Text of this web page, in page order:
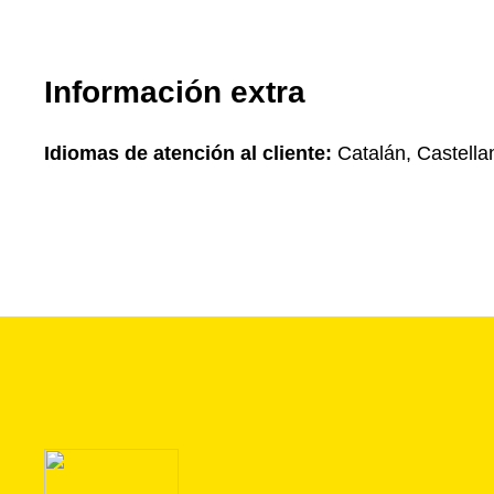
Información extra
Idiomas de atención al cliente: Catalán,